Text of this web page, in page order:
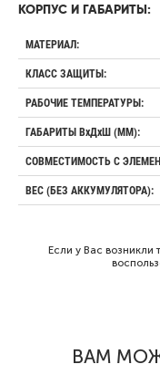
КОРПУС И ГАБАРИТЫ:
МАТЕРИАЛ:
КЛАСС ЗАЩИТЫ:
РАБОЧИЕ ТЕМПЕРАТУРЫ:
ГАБАРИТЫ ВхДхШ (ММ):
СОВМЕСТИМОСТЬ С
ВЕС (БЕЗ АККУМУЛЯТОРА):
Если у Вас возникли
ВАМ